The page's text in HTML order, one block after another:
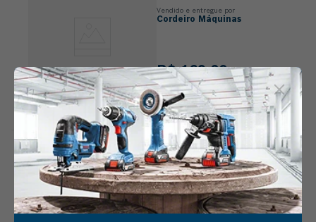
Vendido e entregue por
Cordeiro Máquinas
R$ 169 ,
Compre os4produtos por
R$ 2.257,65
Adicionar ao
carrinho